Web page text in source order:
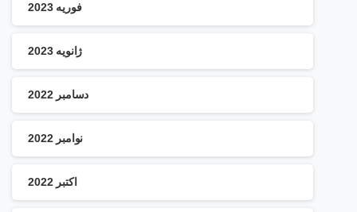
فوریه 2023
ژانویه 2023
دسامبر 2022
نوامبر 2022
اکتبر 2022